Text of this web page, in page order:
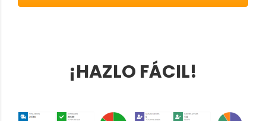
¡HAZLO FÁCIL!